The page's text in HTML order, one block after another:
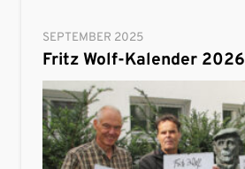
SEPTEMBER 2025
Fritz Wolf-Kalender 2026